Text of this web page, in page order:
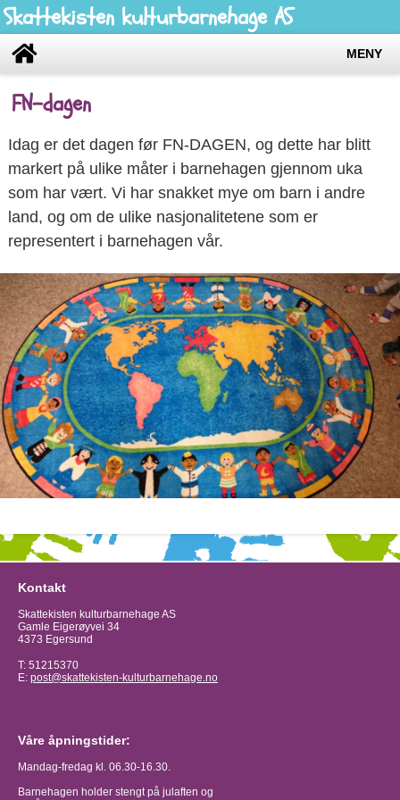
Skattekisten kulturbarnehage AS
MENY
FN-dagen
Idag er det dagen før FN-DAGEN, og dette har blitt
markert på ulike måter i barnehagen gjennom uka
som har vært. Vi har snakket mye om barn i andre
land, og om de ulike nasjonalitetene som er
representert i barnehagen vår.
Kontakt
Skattekisten kulturbarnehage AS
Gamle Eigerøyvei 34
4373 Egersund
T: 51215370
E: post@skattekisten-kulturbarnehage.no
Våre åpningstider:
Mandag-fredag kl. 06.30-16.30.
Barnehagen holder stengt på julaften og